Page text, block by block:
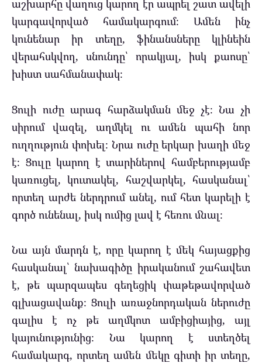
աշխարհը վաղուց կարող էր ապրել շատ ավելի
կարգավորված համակարգում։ Ամեն ինչ
կունենար իր տեղը, ֆինանսները կլինեին
վերահսկվող, սնունդը՝ որակյալ, իսկ քաոսը՝
խիստ սահմանափակ։
Ցուլի ուժը արագ հարձակման մեջ չէ։ Նա չի
սիրում վազել, աղմկել ու ամեն պահի նոր
ուղղություն փոխել։ Նրա ուժը երկար խաղի մեջ
է։ Ցուլը կարող է տարիներով համբերությամբ
կառուցել, կուտակել, հաշվարկել, հասկանալ՝
որտեղ արժե ներդրում անել, ում հետ կարելի է
գործ ունենալ, իսկ ումից լավ է հեռու մնալ։
Նա այն մարդն է, որը կարող է մեկ հայացքից
հասկանալ՝ նախագիծը իրականում շահավետ
է, թե պարզապես գեղեցիկ փաթեթավորված
գլխացավանք։ Ցուլի առաջնորդական ներուժը
գալիս է ոչ թե աղմկոտ ամբիցիայից, այլ
կայունությունից։ Նա կարող է ստեղծել
համակարգ, որտեղ ամեն մեկը գիտի իր տեղը,